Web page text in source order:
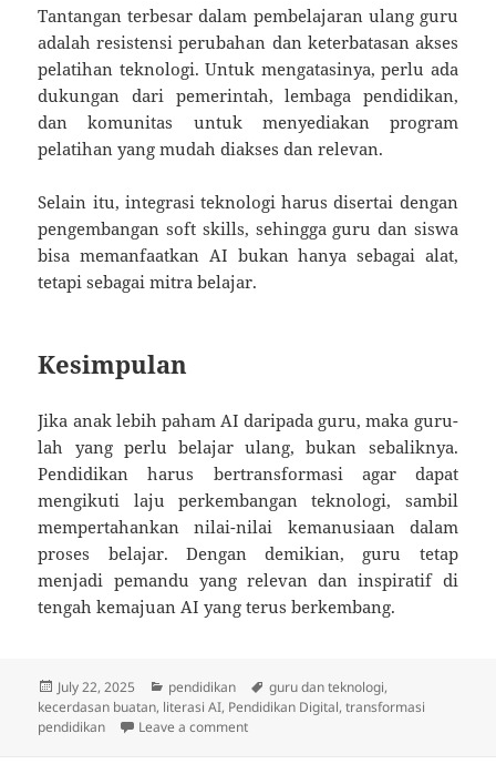
Tantangan terbesar dalam pembelajaran ulang guru
adalah resistensi perubahan dan keterbatasan akses
pelatihan teknologi. Untuk mengatasinya, perlu ada
dukungan dari pemerintah, lembaga pendidikan,
dan komunitas untuk menyediakan program
pelatihan yang mudah diakses dan relevan.
Selain itu, integrasi teknologi harus disertai dengan
pengembangan soft skills, sehingga guru dan siswa
bisa memanfaatkan AI bukan hanya sebagai alat,
tetapi sebagai mitra belajar.
Kesimpulan
Jika anak lebih paham AI daripada guru, maka guru-
lah yang perlu belajar ulang, bukan sebaliknya.
Pendidikan harus bertransformasi agar dapat
mengikuti laju perkembangan teknologi, sambil
mempertahankan nilai-nilai kemanusiaan dalam
proses belajar. Dengan demikian, guru tetap
menjadi pemandu yang relevan dan inspiratif di
tengah kemajuan AI yang terus berkembang.
Posted
on
July 22, 2025 Categories
pendidikan Tags
guru dan teknologi,
kecerdasan buatan, literasi AI, Pendidikan Digital,transformasi
pendidikan
Leave a commenton Kalau Anak Lebih Paham AI